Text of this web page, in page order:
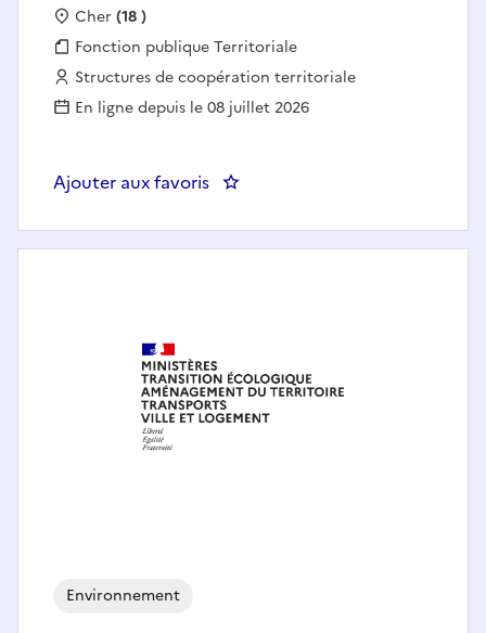
Localisation :
Cher (18 )
Fonction publique :
Fonction publique Territoriale
Employeur :
Structures de coopération territoriale
En ligne depuis le 08 juillet 2026
Ajouter aux favoris : Chargé(e) de mission Milieux
Environnement